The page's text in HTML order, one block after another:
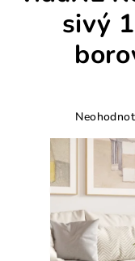
sivý
Priemerné
produktu
z
5
hviezdičiek.